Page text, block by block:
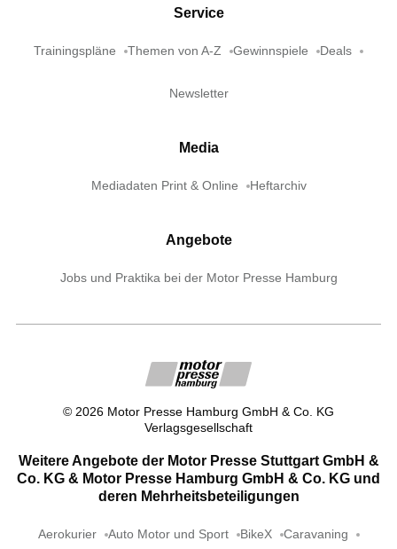
Service
Trainingspläne Themen von A-Z Gewinnspiele Deals
Newsletter
Media
Mediadaten Print & Online Heftarchiv
Angebote
Jobs und Praktika bei der Motor Presse Hamburg
© 2026 Motor Presse Hamburg GmbH & Co. KG
Verlagsgesellschaft
Weitere Angebote der Motor Presse Stuttgart GmbH &
Co. KG & Motor Presse Hamburg GmbH & Co. KG und
deren Mehrheitsbeteiligungen
Aerokurier Auto Motor und Sport BikeX Caravaning